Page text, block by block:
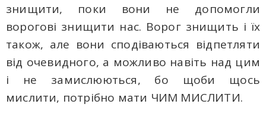
знищити, поки вони не допомогли
ворогові знищити нас. Ворог знищить і їх
також, але вони сподіваються відпетляти
від очевидного, а можливо навіть над цим
і не замислюються, бо щоби щось
мислити, потрібно мати ЧИМ МИСЛИТИ.